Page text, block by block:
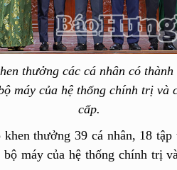
thưởng các cá nhân có
máy của hệ thống chính trị và
cấp.
thưởng 39 cá nhân, 18 tập
máy của hệ thống chính trị